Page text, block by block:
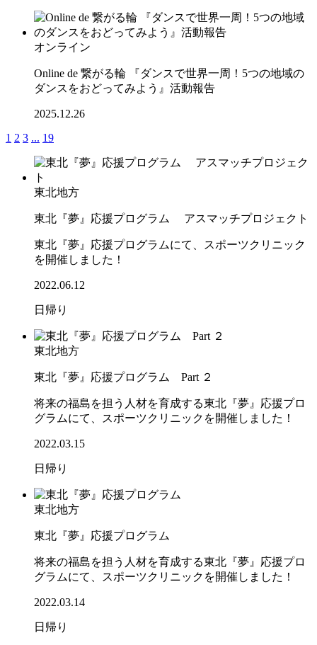
オンライン
Online de 繋がる輪 『ダンスで世界一周！5つの地域の
ダンスをおどってみよう』活動報告
2025.12.26
1 2 3 ... 19
東北地方
東北『夢』応援プログラム アスマッチプロジェクト
東北『夢』応援プログラムにて、スポーツクリニック
を開催しました！
2022.06.12
日帰り
東北地方
東北『夢』応援プログラム Part ２
将来の福島を担う人材を育成する東北『夢』応援プロ
グラムにて、スポーツクリニックを開催しました！
2022.03.15
日帰り
東北地方
東北『夢』応援プログラム
将来の福島を担う人材を育成する東北『夢』応援プロ
グラムにて、スポーツクリニックを開催しました！
2022.03.14
日帰り